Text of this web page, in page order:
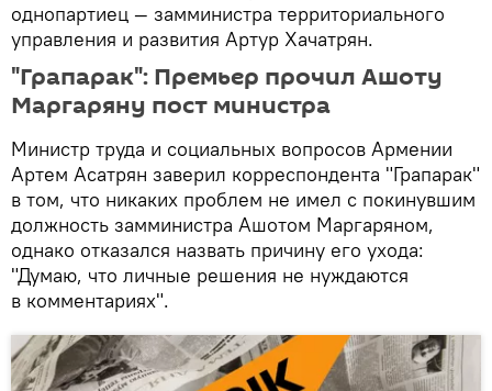
однопартиец — замминистра территориального
управления и развития Артур Хачатрян.
"Грапарак": Премьер прочил Ашоту
Маргаряну пост министра
Министр труда и социальных вопросов Армении
Артем Асатрян заверил корреспондента "Грапарак"
в том, что никаких проблем не имел с покинувшим
должность замминистра Ашотом Маргаряном,
однако отказался назвать причину его ухода:
"Думаю, что личные решения не нуждаются
в комментариях".